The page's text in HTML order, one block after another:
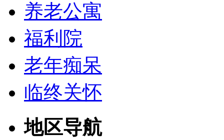
养老公寓
福利院
老年痴呆
临终关怀
地区导航